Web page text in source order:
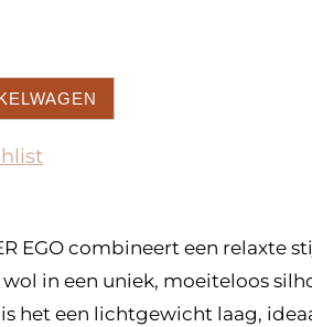
EGO combineert een relaxte
in een uniek, moeiteloos
het een lichtgewicht laag,